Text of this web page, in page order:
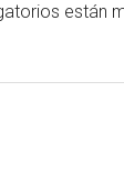
están